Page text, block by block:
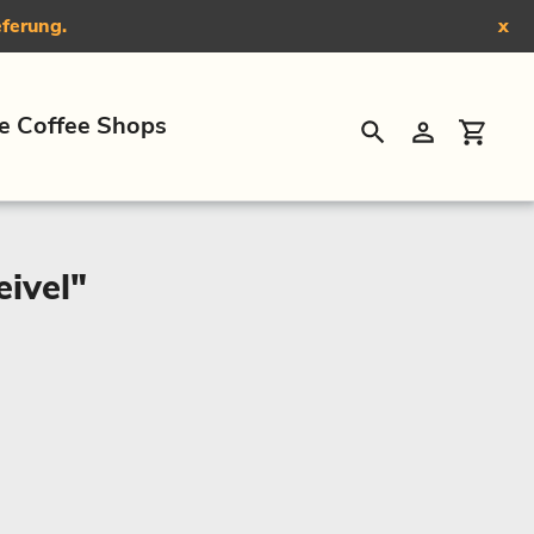
x
Coffee Shops
SuchenEinloggen